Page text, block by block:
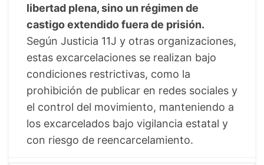
libertad plena, sino un régimen de
castigo extendido fuera de prisión.
Según Justicia 11J y otras organizaciones,
estas excarcelaciones se realizan bajo
condiciones restrictivas, como la
prohibición de publicar en redes sociales y
el control del movimiento, manteniendo a
los excarcelados bajo vigilancia estatal y
con riesgo de reencarcelamiento.